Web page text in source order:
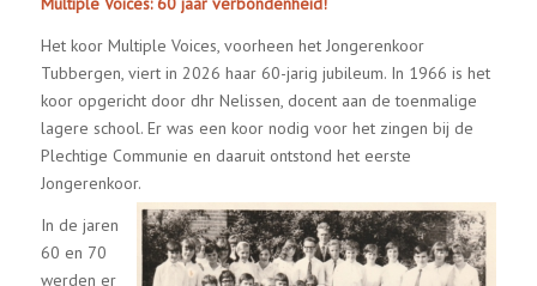
Het koor Multiple Voices, voorheen het Jongerenkoor
Tubbergen, viert in 2026 haar 60-jarig jubileum. In 1966 is het
koor opgericht door dhr Nelissen, docent aan de toenmalige
lagere school. Er was een koor nodig voor het zingen bij de
Plechtige Communie en daaruit ontstond het eerste
Jongerenkoor.
In de jaren
60 en 70
werden er